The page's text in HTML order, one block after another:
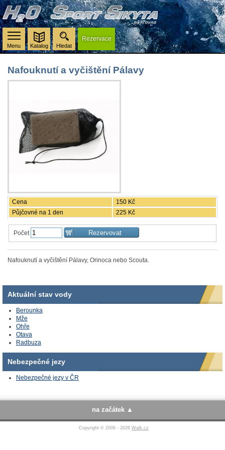
Menu
Rezervace
Hledat
Nafouknutí a vyčištění Pálavy
Cena
150 Kč
Půjčovné na 1 den
225 Kč
Počet
Nafouknutí a vyčištění Pálavy, Orinoca nebo Scouta.
Katalog
Aktuální stav vody
Berounka
Mže
Ohře
Otava
Radbuza
Nebezpečné jezy
Nebezpečné jezy v ČR
na začátek
Copyright © 2006 - 2026 Walk.cz